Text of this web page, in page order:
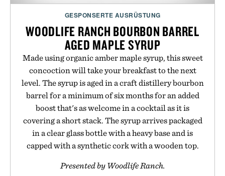
GESPONSERTE AUSRÜSTUNG
WOODLIFE RANCH BOURBON BARREL
AGED MAPLE SYRUP
Made using organic amber maple syrup, this sweet
concoction will take your breakfast to the next
level. The syrup is aged in a craft distillery bourbon
barrel for a minimum of six months for an added
boost that's as welcome in a cocktail as it is
covering a short stack. The syrup arrives packaged
in a clear glass bottle with a heavy base and is
capped with a synthetic cork with a wooden top.
Presented by Woodlife Ranch.